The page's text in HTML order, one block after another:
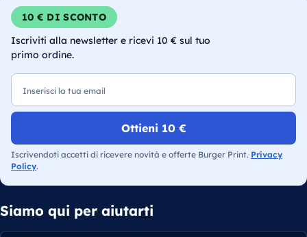
10 € DI SCONTO
Iscriviti alla newsletter e ricevi 10 € sul tuo
primo ordine.
Ottieni 10 €
Iscrivendoti accetti di ricevere novità e offerte Burger Print. Privacy
Policy.
Siamo qui per aiutarti